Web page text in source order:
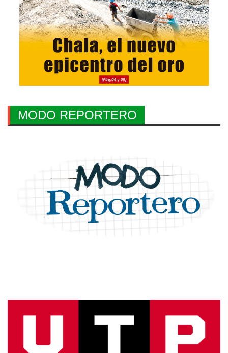
MODO REPORTERO